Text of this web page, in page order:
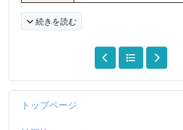
トップページ
続きを読む